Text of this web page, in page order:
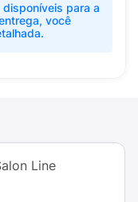
para a
você
Line